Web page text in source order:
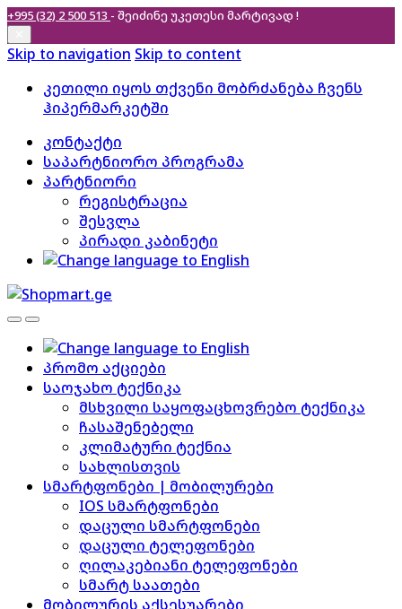
+995 (32) 2 500 513 - შეიძინე უკეთესი მარტივად !
Skip to navigation Skip to content
კეთილი იყოს თქვენი მობრძანება ჩვენს
ჰიპერმარკეტში
კონტაქტი
საპარტნიორო პროგრამა
პარტნიორი
რეგისტრაცია
შესვლა
პირადი კაბინეტი
პრომო აქციები
საოჯახო ტექნიკა
მსხვილი საყოფაცხოვრებო ტექნიკა
ჩასაშენებელი
კლიმატური ტექნია
სახლისთვის
სმარტფონები | მობილურები
IOS სმარტფონები
დაცული სმარტფონები
დაცული ტელეფონები
ღილაკებიანი ტელეფონები
სმარტ საათები
მობილურის აქსესუარები